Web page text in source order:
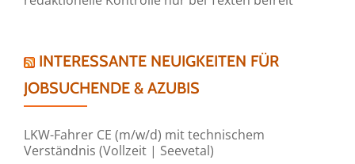
INTERESSANTE NEUIGKEITEN FÜR
JOBSUCHENDE & AZUBIS
LKW-Fahrer CE (m/w/d) mit technischem
Verständnis (Vollzeit | Seevetal)